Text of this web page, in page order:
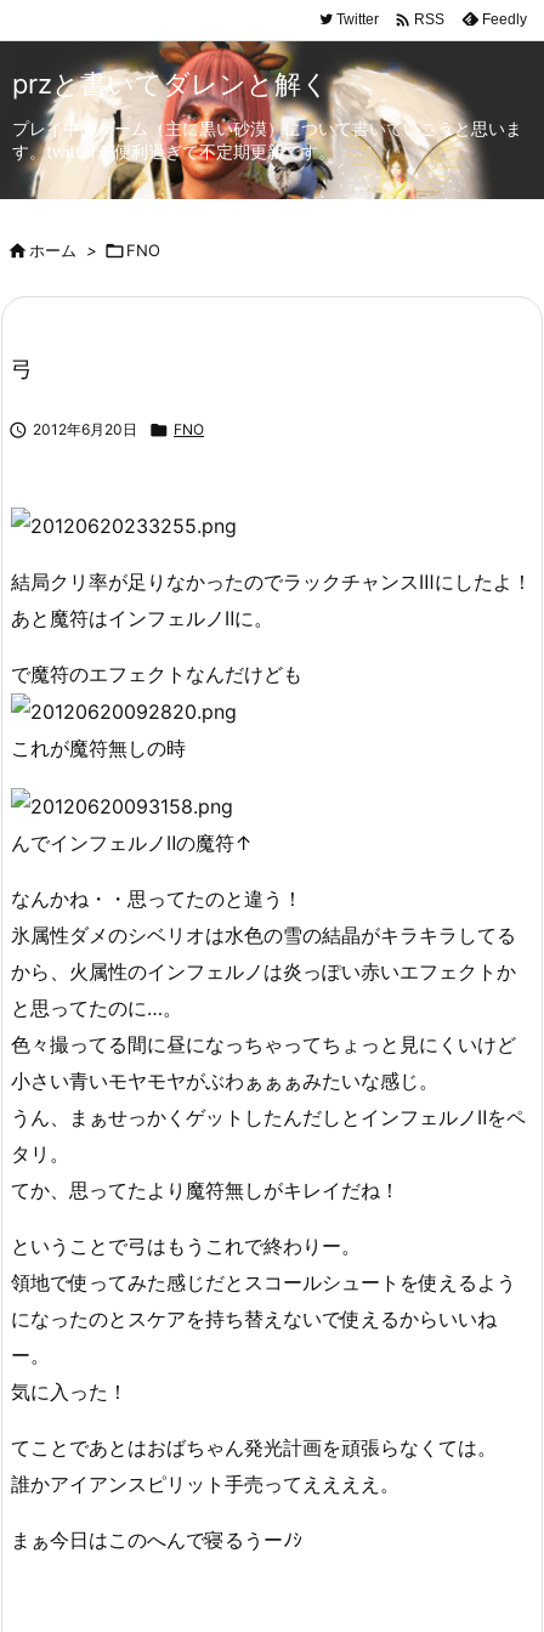
Twitter  RSS Feedly
przと書いてダレンと解く
プレイ中のゲーム（主に黒い砂漠）について書いていこうと思いま
す。twitterが便利過ぎて不定期更新です。
ホーム > FNO
弓
 2012年6月20日  FNO
結局クリ率が足りなかったのでラックチャンスⅢにしたよ！
あと魔符はインフェルノⅡに。
で魔符のエフェクトなんだけども
これが魔符無しの時
んでインフェルノⅡの魔符↑
なんかね・・思ってたのと違う！
氷属性ダメのシベリオは水色の雪の結晶がキラキラしてる
から、火属性のインフェルノは炎っぽい赤いエフェクトか
と思ってたのに…。
色々撮ってる間に昼になっちゃってちょっと見にくいけど
小さい青いモヤモヤがぶわぁぁぁみたいな感じ。
うん、まぁせっかくゲットしたんだしとインフェルノⅡをペ
タリ。
てか、思ってたより魔符無しがキレイだね！
ということで弓はもうこれで終わりー。
領地で使ってみた感じだとスコールシュートを使えるよう
になったのとスケアを持ち替えないで使えるからいいね
ー。
気に入った！
てことであとはおばちゃん発光計画を頑張らなくては。
誰かアイアンスピリット手売ってええええ。
まぁ今日はこのへんで寝るうーﾉｼ